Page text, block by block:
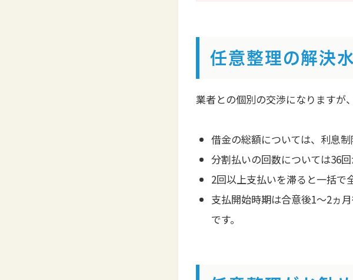
任意整理の解決
業者との個別の交渉になりますが
借金の総額については、利息
分割払いの回数については36
2回以上支払いを滞ると一括で
支払開始時期は合意後1～2ヵ
です。